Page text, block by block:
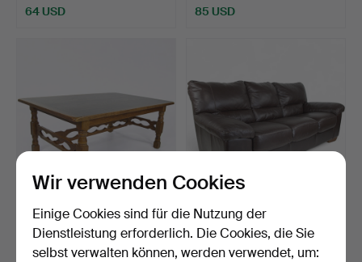
64 USD 85 USD
Ein moderner Couchtisch
aus Eichenholz.
Beendet 26. Nov 2025
LEDERSOFA, 3-Sitzer,
braunes Leder, modern.
Beendet 3. Sep 2025
Wir verwenden Cookies
Einige Cookies sind für die Nutzung der
Dienstleistung erforderlich. Die Cookies, die Sie
selbst verwalten können, werden verwendet, um: